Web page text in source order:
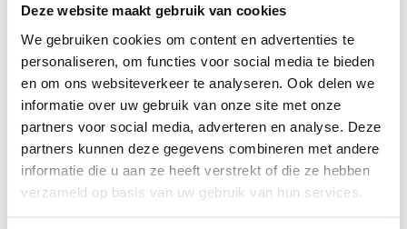
Deze website maakt gebruik van cookies
We gebruiken cookies om content en advertenties te
personaliseren, om functies voor social media te bieden
en om ons websiteverkeer te analyseren. Ook delen we
informatie over uw gebruik van onze site met onze
partners voor social media, adverteren en analyse. Deze
partners kunnen deze gegevens combineren met andere
informatie die u aan ze heeft verstrekt of die ze hebben
verzameld op basis van uw gebruik van hun services.